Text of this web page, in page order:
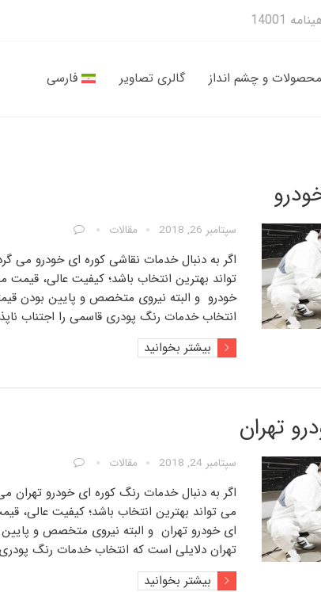
محصولات و چشم انداز گالری تصاویر فارسی
سپتامبر 26, 2018 مقالات
اگر به دنبال خدمات نقاشی کوره ای خودرو می
تواند بهترین انتخاب باشد؛ کیفیت عالی، قیمت
خودرو و البته نیروی متخصص و پایین بودن
انتخابخدمات رنگ پودری قاسمی را اجتناب
بیشتر بخوانید
تهران
سپتامبر 24, 2018 مقالات
اگر به دنبال خدمات رنگ کوره ای خودرو تهران
می تواند بهترین انتخاب باشد؛ کیفیت عالی،
ای خودرو تهران و البته نیروی متخصص و
تهران دلایلی است که انتخابخدمات رنگ
بیشتر بخوانید